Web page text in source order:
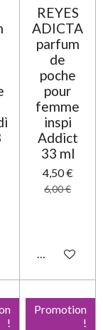
panier
REYES
ADICTA
parfum
de
poche
pour
femme
inspi
Addict
33 ml
4,50 €
6,00 €
Ajouter au
!
Promotion
!